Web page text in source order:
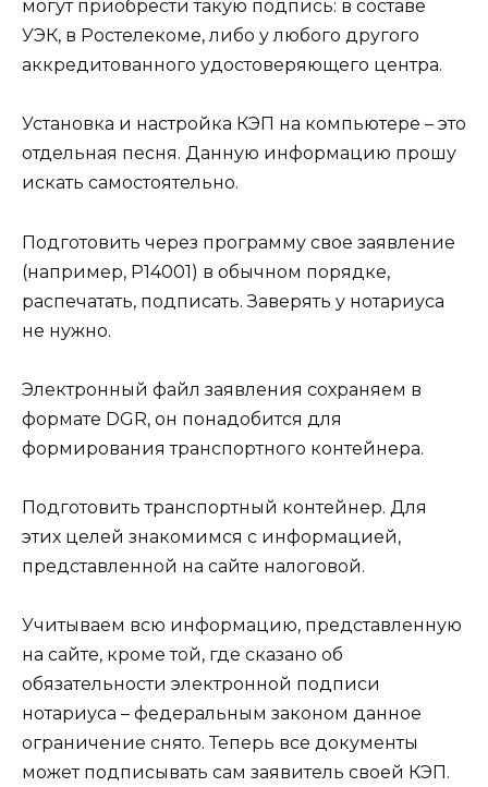
могут приобрести такую подпись: в составе
УЭК, в Ростелекоме, либо у любого другого
аккредитованного удостоверяющего центра.
Установка и настройка КЭП на компьютере – это
отдельная песня. Данную информацию прошу
искать самостоятельно.
Подготовить через программу свое заявление
(например, Р14001) в обычном порядке,
распечатать, подписать. Заверять у нотариуса
не нужно.
Электронный файл заявления сохраняем в
формате DGR, он понадобится для
формирования транспортного контейнера.
Подготовить транспортный контейнер. Для
этих целей знакомимся с информацией,
представленной на сайте налоговой.
Учитываем всю информацию, представленную
на сайте, кроме той, где сказано об
обязательности электронной подписи
нотариуса – федеральным законом данное
ограничение снято. Теперь все документы
может подписывать сам заявитель своей КЭП.